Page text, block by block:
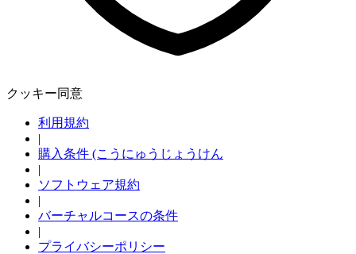
Garage Golf Simulator: How to build the ultimate setup for your
home with Trackman
クッキー同意
利用規約
|
購入条件 (こうにゅうじょうけん
|
ソフトウェア規約
|
バーチャルコースの条件
|
プライバシーポリシー